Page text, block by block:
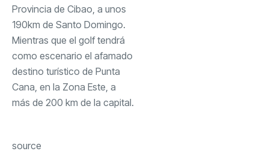
Provincia de Cibao, a unos
190km de Santo Domingo.
Mientras que el golf tendrá
como escenario el afamado
destino turístico de Punta
Cana, en la Zona Este, a
más de 200 km de la capital.
source